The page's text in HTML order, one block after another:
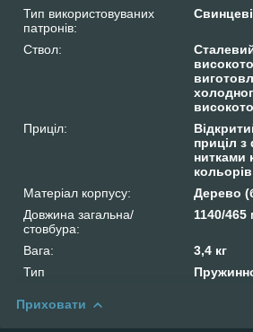
Тип використовуваних
патронів:
Свинцеві
Ствол:
Приціл:
приціл з
нитками
кольорів
Матеріал корпусу:
Дерево
Довжина загальна/
стовбура:
1140/465
Вага:
3,4 кг
Тип
Приховати